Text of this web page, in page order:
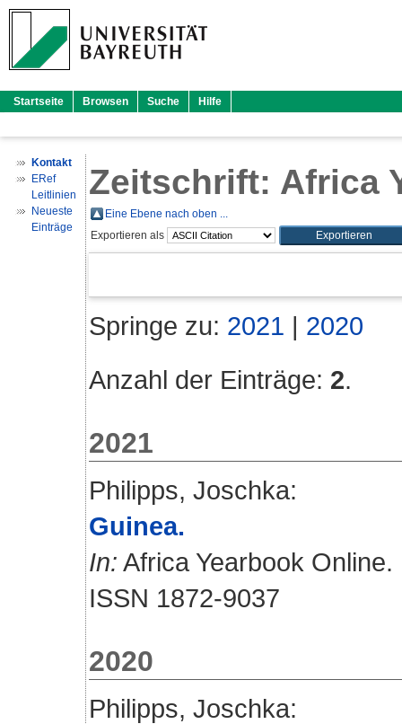
Startseite Browsen Suche Hilfe
Kontakt
ERef
Leitlinien
Neueste
Einträge
Zeitschrift: Africa
Eine Ebene nach oben ...
Exportieren als
Springe zu: 2021 | 2020
Anzahl der Einträge: 2.
2021
Philipps, Joschka:
Guinea.
In: Africa Yearbook
ISSN 1872-9037
2020
Philipps, Joschka: